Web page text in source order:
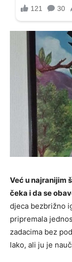
Već u najranijim
čeka i da se
djeca bezbrižno
pripremala
zadacima bez
lako, ali ju je